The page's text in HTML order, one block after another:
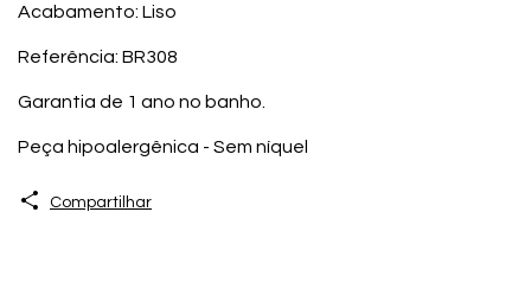
Acabamento: Liso
Referência: BR308
Garantia de 1 ano no banho.
Peça hipoalergênica - Sem níquel
Compartilhar